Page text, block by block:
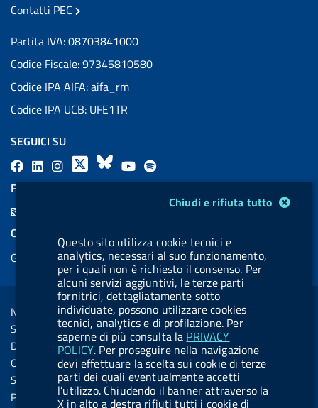
Chiudi e rifiuta tutto
Questo sito utilizza cookie tecnici e
analytics, necessari al suo funzionamento,
per i quali non è richiesto il consenso. Per
alcuni servizi aggiuntivi, le terze parti
fornitrici, dettagliatamente sotto
individuate, possono utilizzare cookies
tecnici, analytics e di profilazione. Per
saperne di più consulta la PRIVACY
POLICY. Per proseguire nella navigazione
devi effettuare la scelta sui cookie di terze
parti dei quali eventualmente accetti
l’utilizzo. Chiudendo il banner attraverso la
X in alto a destra rifiuti tutti i cookie di
Contatti PEC
Partita IVA: 08703841000
Codice Fiscale: 97345810580
Codice IPA AIFA: aifa_rm
Codice IPA UCB: UFE1TR
SEGUICI SU
F
a
L
i
a
l
.
b
u
t
t
o
n
.
X
B
l
s
k
y
Y
o
u
b
e
l
a
l
.
b
u
t
t
o
n
FEED RSS
COOKIES
Gestione cookie
Sezione Link Utili
Note legali
Social Media Policy
Dichiarazione di accessibilità
Obiettivi di accessibilità
Statistiche sito
Privacy